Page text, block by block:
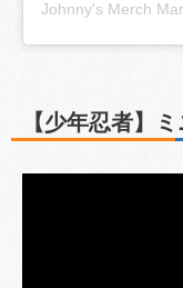
【少年忍者】